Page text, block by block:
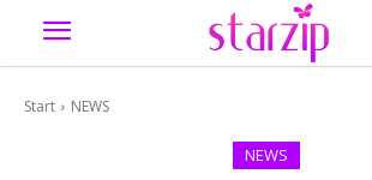
Start NEWS
NEWS